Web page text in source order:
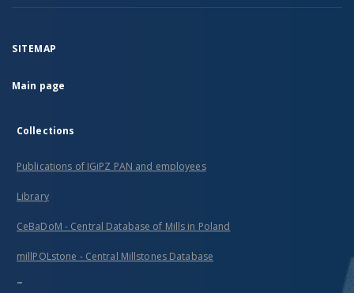
SITEMAP
Main page
Collections
Publications of IGiPZ PAN and employees
Library
CeBaDoM - Central Database of Mills in Poland
millPOLstone - Central Millstones Database
...